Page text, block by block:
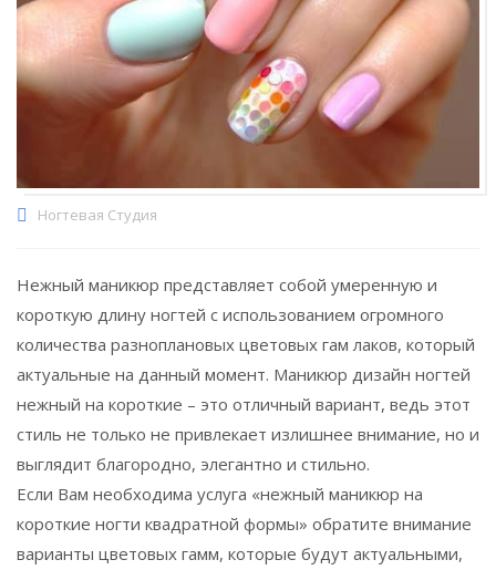
Ногтевая Студия
Нежный маникюр представляет собой умеренную и
короткую длину ногтей с использованием огромного
количества разноплановых цветовых гам лаков, который
актуальные на данный момент. Маникюр дизайн ногтей
нежный на короткие – это отличный вариант, ведь этот
стиль не только не привлекает излишнее внимание, но и
выглядит благородно, элегантно и стильно.
Если Вам необходима услуга «нежный маникюр на
короткие ногти квадратной формы» обратите внимание
варианты цветовых гамм, которые будут актуальными,